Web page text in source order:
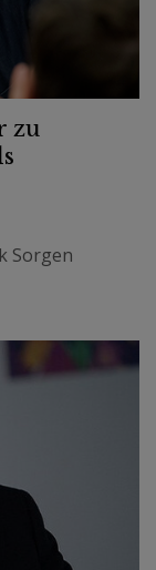
zu
Sorgen